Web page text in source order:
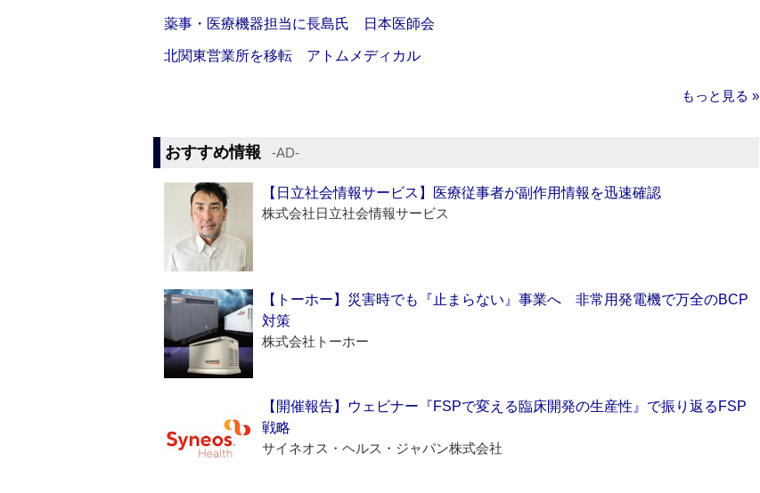
薬事・医療機器担当に長島氏 日本医師会
北関東営業所を移転 アトムメディカル
もっと見る »
おすすめ情報 ‐AD‐
【日立社会情報サービス】医療従事者が副作用情報を迅速確認
株式会社日立社会情報サービス
【トーホー】災害時でも『止まらない』事業へ 非常用発電機で万全のBCP
対策
株式会社トーホー
【開催報告】ウェビナー『FSPで変える臨床開発の生産性』で振り返るFSP
戦略
サイネオス・ヘルス・ジャパン株式会社